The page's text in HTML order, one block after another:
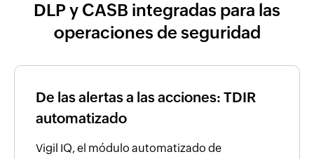
DLP y CASB integradas para las
operaciones de seguridad
De las alertas a las acciones: TDIR
automatizado
Vigil IQ, el módulo automatizado de